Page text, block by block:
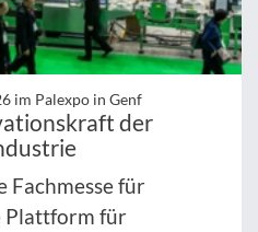
im Palexpo in Genf
der
Fachmesse für
Plattform für